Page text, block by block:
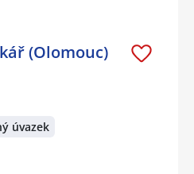
(Olomouc)
úvazek